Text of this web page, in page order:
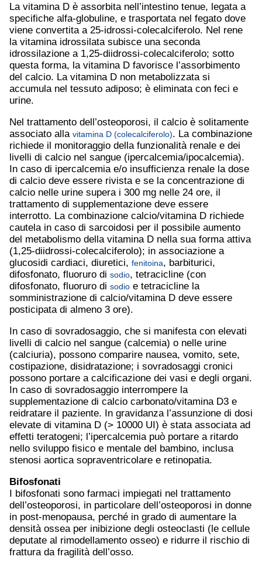
La vitamina D è assorbita nell’intestino tenue, legata a
specifiche alfa-globuline, e trasportata nel fegato dove
viene convertita a 25-idrossi-colecalciferolo. Nel rene
la vitamina idrossilata subisce una seconda
idrossilazione a 1,25-diidrossi-colecalciferolo; sotto
questa forma, la vitamina D favorisce l’assorbimento
del calcio. La vitamina D non metabolizzata si
accumula nel tessuto adiposo; è eliminata con feci e
urine.
Nel trattamento dell’osteoporosi, il calcio è solitamente
associato alla vitamina D (colecalciferolo). La combinazione
richiede il monitoraggio della funzionalità renale e dei
livelli di calcio nel sangue (ipercalcemia/ipocalcemia).
In caso di ipercalcemia e/o insufficienza renale la dose
di calcio deve essere rivista e se la concentrazione di
calcio nelle urine supera i 300 mg nelle 24 ore, il
trattamento di supplementazione deve essere
interrotto. La combinazione calcio/vitamina D richiede
cautela in caso di sarcoidosi per il possibile aumento
del metabolismo della vitamina D nella sua forma attiva
(1,25-diidrossi-colecalciferolo); in associazione a
glucosidi cardiaci, diuretici, fenitoina, barbiturici,
difosfonato, fluoruro di sodio, tetracicline (con
difosfonato, fluoruro di sodio e tetracicline la
somministrazione di calcio/vitamina D deve essere
posticipata di almeno 3 ore).
In caso di sovradosaggio, che si manifesta con elevati
livelli di calcio nel sangue (calcemia) o nelle urine
(calciuria), possono comparire nausea, vomito, sete,
costipazione, disidratazione; i sovradosaggi cronici
possono portare a calcificazione dei vasi e degli organi.
In caso di sovradosaggio interrompere la
supplementazione di calcio carbonato/vitamina D3 e
reidratare il paziente. In gravidanza l’assunzione di dosi
elevate di vitamina D (> 10000 UI) è stata associata ad
effetti teratogeni; l’ipercalcemia può portare a ritardo
nello sviluppo fisico e mentale del bambino, inclusa
stenosi aortica sopraventricolare e retinopatia.
Bifosfonati
I bifosfonati sono farmaci impiegati nel trattamento
dell’osteoporosi, in particolare dell’osteoporosi in donne
in post-menopausa, perché in grado di aumentare la
densità ossea per inibizione degli osteoclasti (le cellule
deputate al rimodellamento osseo) e ridurre il rischio di
frattura da fragilità dell’osso.